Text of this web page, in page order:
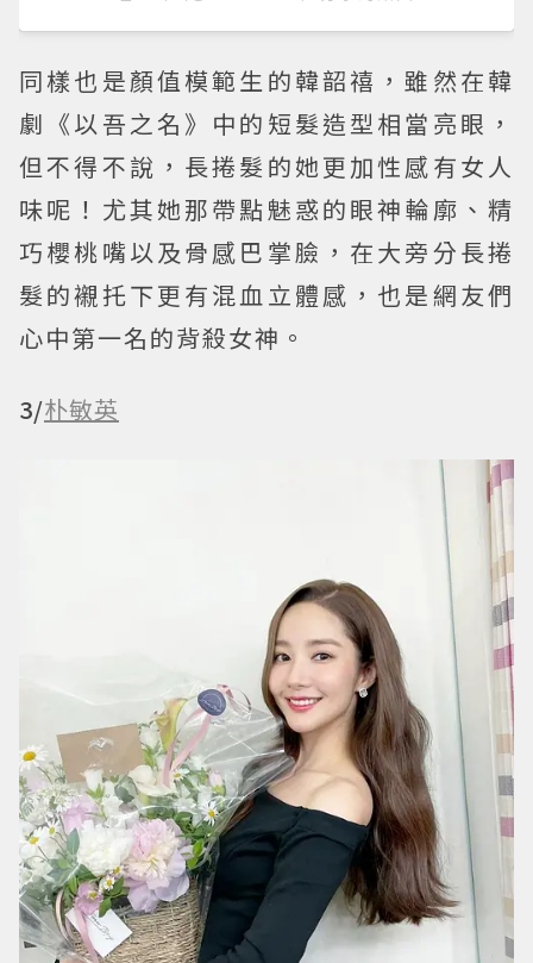
同樣也是顏值模範生的韓韶禧，雖然在韓
劇《以吾之名》中的短髮造型相當亮眼，
但不得不說，長捲髮的她更加性感有女人
味呢！尤其她那帶點魅惑的眼神輪廓、精
巧櫻桃嘴以及骨感巴掌臉，在大旁分長捲
髮的襯托下更有混血立體感，也是網友們
心中第一名的背殺女神。
3/朴敏英